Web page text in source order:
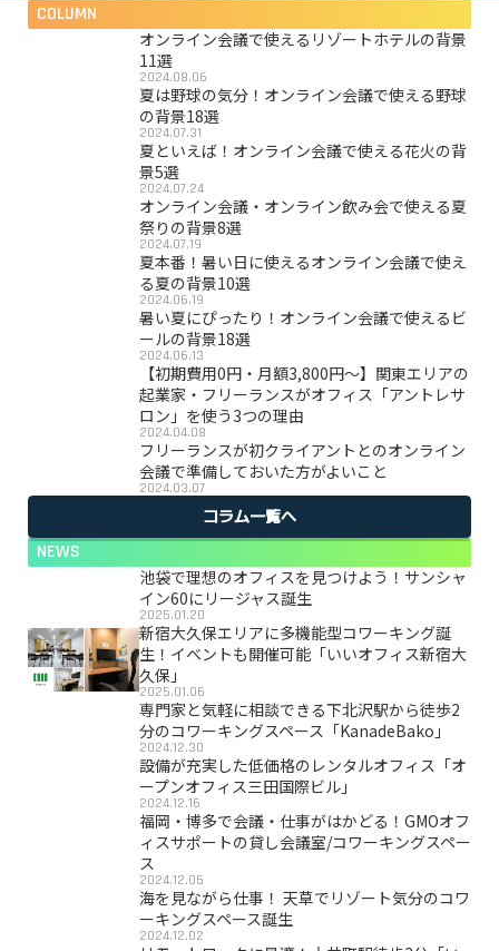
COLUMN
オンライン会議で使えるリゾートホテルの背景
11選
2024.08.06
夏は野球の気分！オンライン会議で使える野球
の背景18選
2024.07.31
夏といえば！オンライン会議で使える花火の背
景5選
2024.07.24
オンライン会議・オンライン飲み会で使える夏
祭りの背景8選
2024.07.19
夏本番！暑い日に使えるオンライン会議で使え
る夏の背景10選
2024.06.19
暑い夏にぴったり！オンライン会議で使えるビ
ールの背景18選
2024.06.13
【初期費用0円・月額3,800円〜】関東エリアの
起業家・フリーランスがオフィス「アントレサ
ロン」を使う3つの理由
2024.04.08
フリーランスが初クライアントとのオンライン
会議で準備しておいた方がよいこと
2024.03.07
コラム一覧へ
NEWS
池袋で理想のオフィスを見つけよう！サンシャ
イン60にリージャス誕生
2025.01.20
新宿大久保エリアに多機能型コワーキング誕
生！イベントも開催可能「いいオフィス新宿大
久保」
2025.01.06
専門家と気軽に相談できる下北沢駅から徒歩2
分のコワーキングスペース「KanadeBako」
2024.12.30
設備が充実した低価格のレンタルオフィス「オ
ープンオフィス三田国際ビル」
2024.12.16
福岡・博多で会議・仕事がはかどる！GMOオフ
ィスサポートの貸し会議室/コワーキングスペー
ス
2024.12.05
海を見ながら仕事！ 天草でリゾート気分のコワ
ーキングスペース誕生
2024.12.02